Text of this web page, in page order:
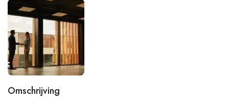
Omschrijving